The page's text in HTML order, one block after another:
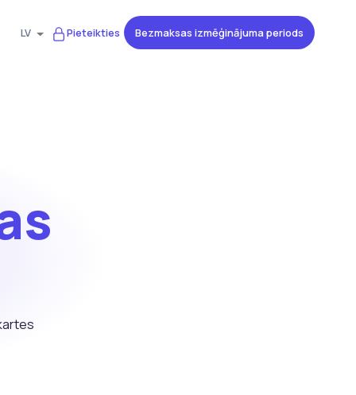
LV Pieteikties Bezmaksas izmēģinājuma periods